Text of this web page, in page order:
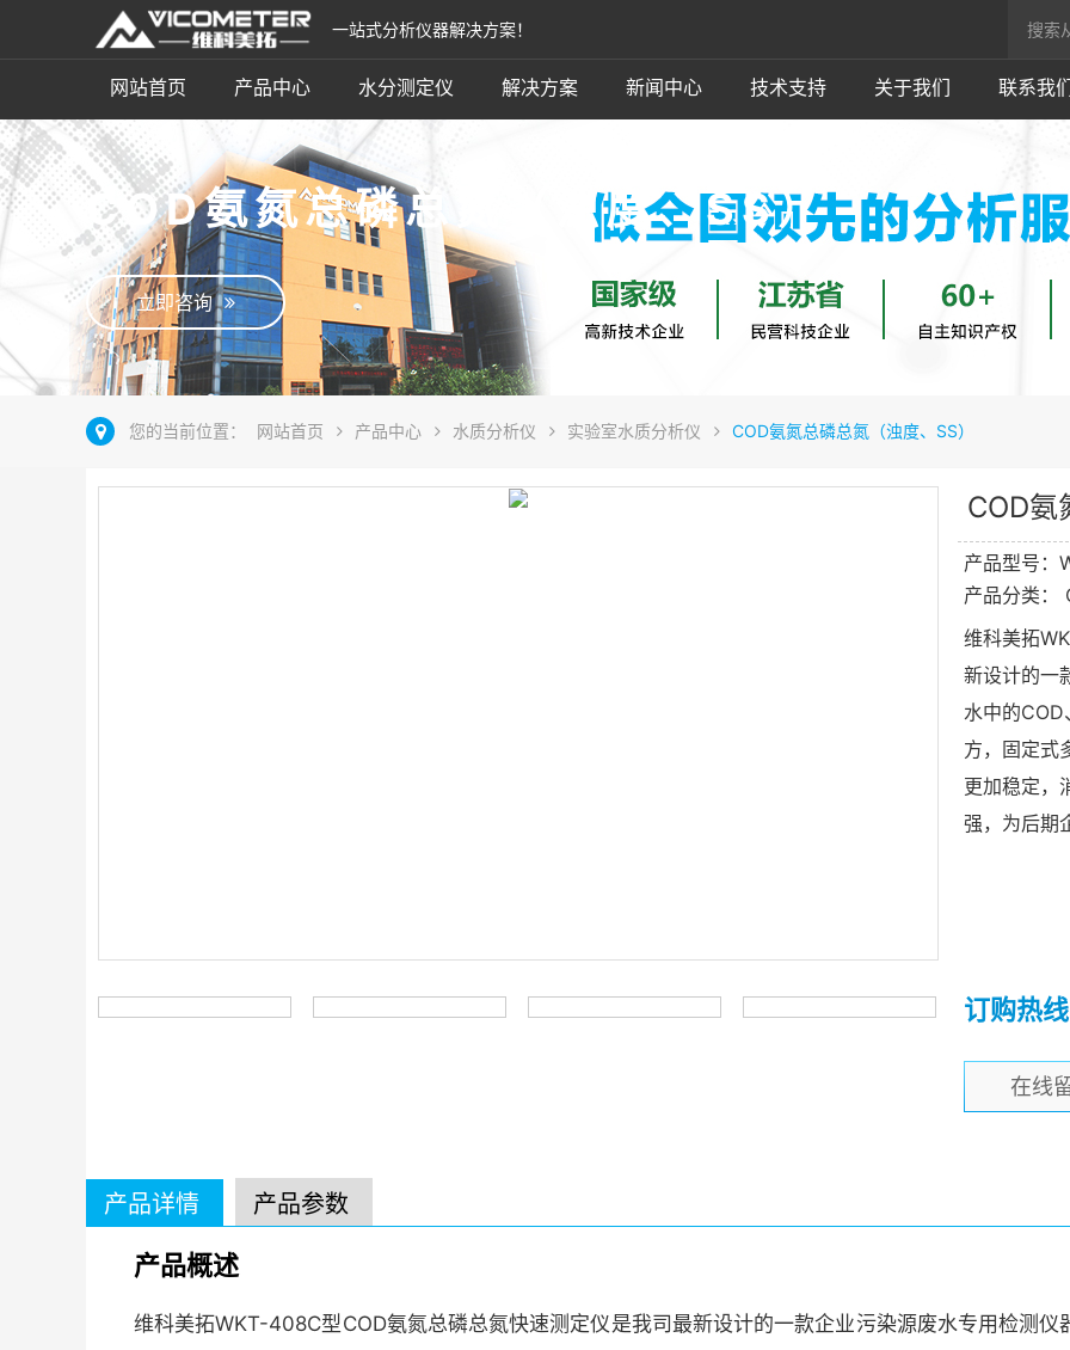
一站式分析仪器解决方案！
网站首页 产品中心 水分测定仪 解决方案 新闻中心 技术支持 关于我们 联系我
COD氨氮总磷总氮（浊度、SS）
立即咨询
您的当前位置： 网站首页 产品中心 水质分析仪 实验室水质分析仪 COD氨氮总磷总氮（浊度、SS）
COD氨
产品型号：
产品分类：
维科美拓
新设计的一
水中的COD
方，固定式
更加稳定，
强，为后期
订购热
在线
产品详情 产品参数
产品概述
维科美拓WKT-408C型COD氨氮总磷总氮快速测定仪是我司最新设计的一款企业污染源废水专用检测